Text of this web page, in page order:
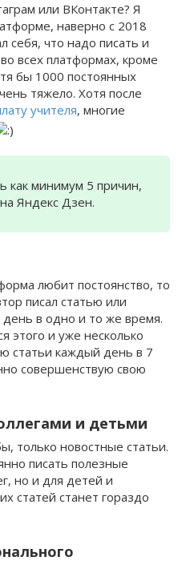
или ВКонтакте? Я
наверно с 2018
себя, что надо писать и
всех платформах, кроме
бы 1000 постоянных
тяжело. Хотя после
учителя, многие
как минимум 5 причин,
Яндекс Дзен.
любит постоянство, то
писал статью или
в одно и то же время.
этого и уже несколько
статьи каждый день в 7
совершенствую свою
и детьми
только новостные статьи.
писать полезные
но и для детей и
статей станет гораздо